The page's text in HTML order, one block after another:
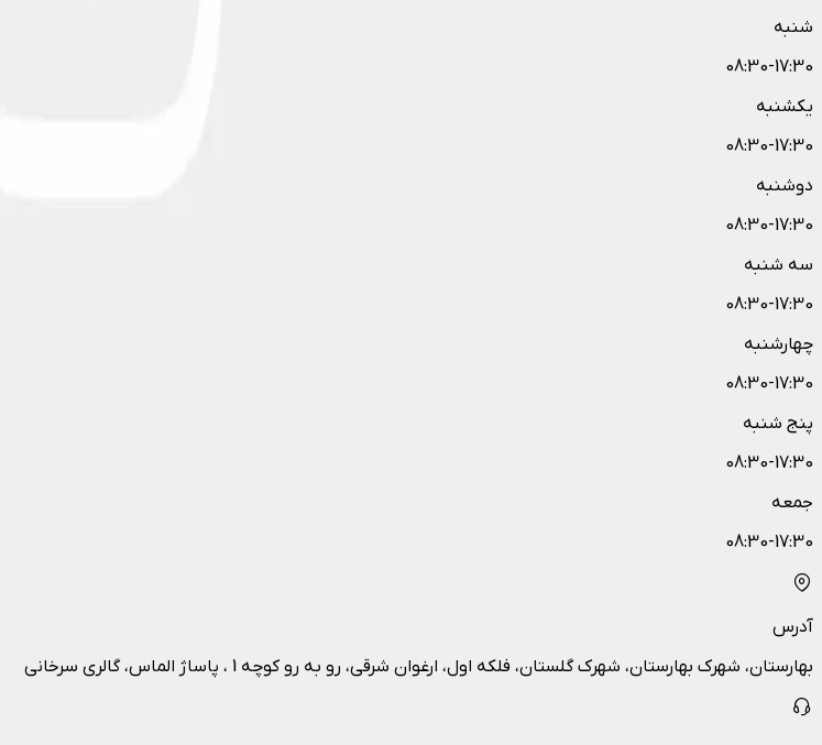
شنبه
08:30-17:30
یکشنبه
08:30-17:30
دوشنبه
08:30-17:30
سه شنبه
08:30-17:30
چهارشنبه
08:30-17:30
پنج شنبه
08:30-17:30
جمعه
08:30-17:30
آدرس
بهارستان، شهرک بهارستان، شهرک گلستان، فلکه اول، ارغوان شرقی، رو به رو کوچه 1 ، پاساژ الماس، گالری سرخانی